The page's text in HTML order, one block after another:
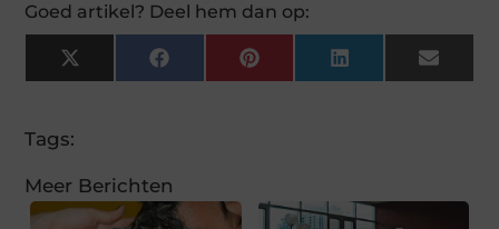
Goed artikel? Deel hem dan op:
X
(Twitter)
FacebookPinterestLinkedInEmail
Tags:
Meer Berichten